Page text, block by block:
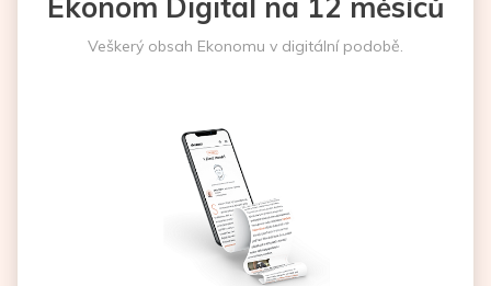
Ekonom Digital na 12 měsíců
Veškerý obsah Ekonomu v digitální podobě.